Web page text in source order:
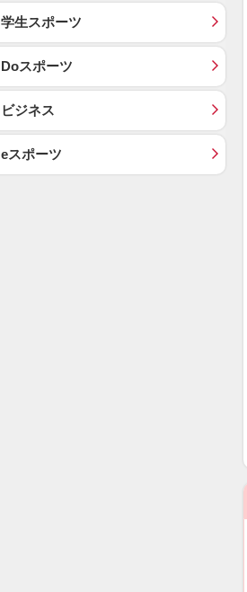
学生スポーツ
Doスポーツ
ビジネス
eスポーツ